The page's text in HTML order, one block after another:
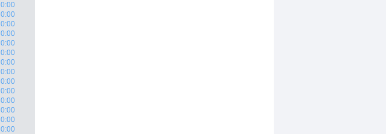
0:00
0:00
0:00
0:00
0:00
0:00
0:00
0:00
0:00
0:00
0:00
0:00
0:00
0:00